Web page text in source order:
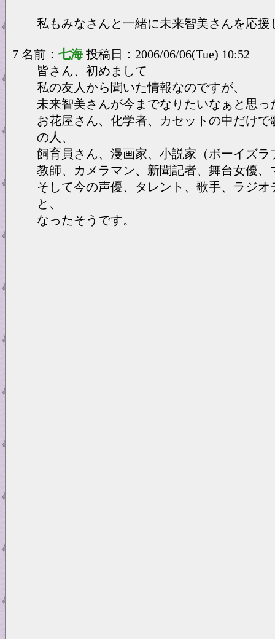
私もみなさんと一緒に未来智美さんを応
7 名前： 七海投稿日：2006/06/06(Tue) 10:52
皆さん、初めまして
私の友人から聞いた情報なのですが、
未来智美さんが今までなりたいなぁと思っ
お花屋さん、化学者、カセットの中だけで
の人、
飼育員さん、漫画家、小説家（ボーイズラ
教師、カメラマン、新聞記者、舞台女優、
そして今の声優、タレント、歌手、ラジオ
と、
なったそうです。